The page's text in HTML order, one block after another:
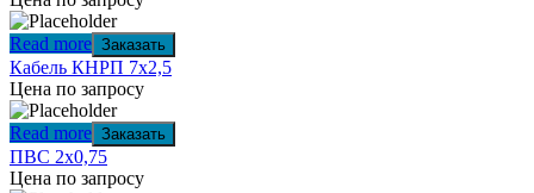
Read more Заказать
Кабель КНРП 7х2,5
Цена по запросу
Read more Заказать
ПВС 2х0,75
Цена по запросу